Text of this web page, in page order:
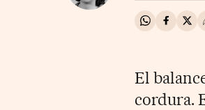
Compartir
El
cordura.